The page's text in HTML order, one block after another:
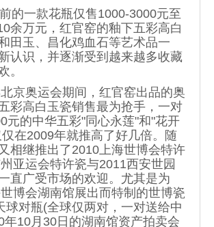
一款花瓶仅售1000-3000元至
余万元，红官窑的釉下五彩高白
田玉、昌化鸡血石等艺术品一
认识，并逐渐受到越来越多收藏
。
奥运会期间，红官窑出品的奥
彩高白玉瓷销售最为抢手，一对
元的中华五彩"同心永莲"和"花开
在2009年就推高了好几倍。随
相继推出了2010上海世博会特许
亚运会特许瓷与2011西安世园
直广受市场的欢迎。尤其是为
博会湖南馆展出而特制的世博瓷
球对瓶(全球仅两对，一对送给中
年10月30日的湖南馆资产拍卖会